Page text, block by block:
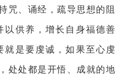
咒、诵经，疏导思想的阻
以供养，增长自身福德善
是要虔诚，如果至心虔
处处都是开悟、成就的地